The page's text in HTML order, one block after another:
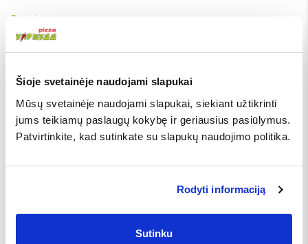
Šioje svetainėje naudojami slapukai
Mūsų svetainėje naudojami slapukai, siekiant užtikrinti
jums teikiamų paslaugų kokybę ir geriausius pasiūlymus.
Patvirtinkite, kad sutinkate su slapukų naudojimo politika.
Rodyti informaciją
Sutinku
Daugiau
BE
Pasirinkite daugiausiai 5
Netepti česnakiniu
aliejumi
Be garstyčių padažo